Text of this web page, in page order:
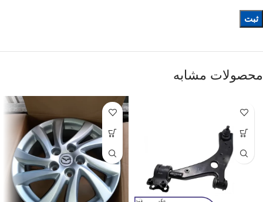
محصولات مشابه